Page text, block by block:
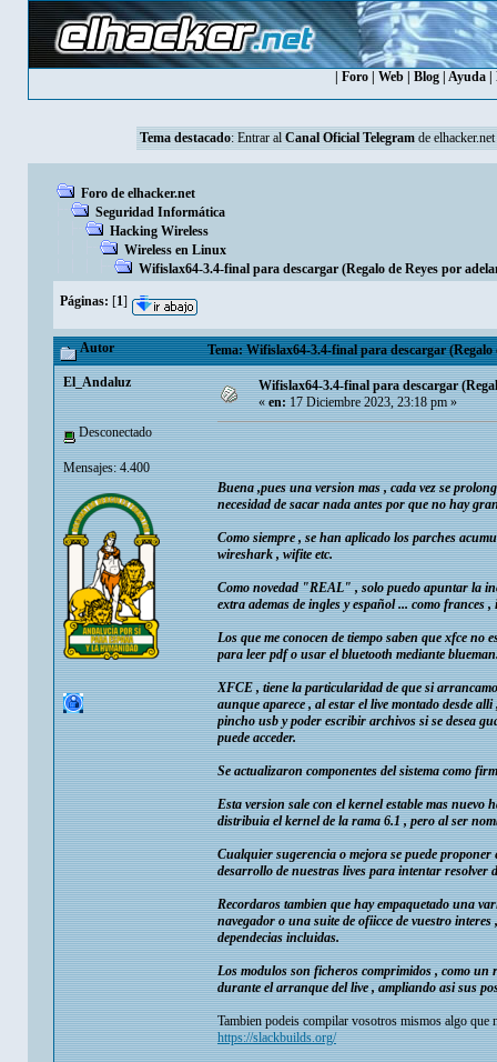
Foro| Web| Blog| Ayuda|
Tema destacado: Entrar al Canal Oficial Telegramde elhacker.net
Foro de elhacker.net
Seguridad Informática
Hacking Wireless
Wireless en Linux
Wifislax64-3.4-final para descargar (Regalo de Reyes por
Páginas: [1]
Autor Tema: Wifislax64-3.4-final para descargar
El_Andaluz
Desconectado
Mensajes: 4.400
Wifislax64-3.4-final para descargar
«en:17 Diciembre 2023, 23:18 pm »
Buena ,pues una version mas , cada vez se
necesidad de sacar nada antes por que no hay
Como siempre , se han aplicado los parches
wireshark , wifite etc.
Como novedad "REAL" , solo puedo apuntar la
extra ademas de ingles y español ... como frances
Los que me conocen de tiempo saben que xfce
para leer pdf o usar el bluetooth mediante
XFCE , tiene la particularidad de que si
aunque aparece , al estar el live montado desde
pincho usb y poder escribir archivos si se desea
puede acceder.
Se actualizaron componentes del sistema como
Esta version sale con el kernel estable mas nuevo
distribuia el kernel de la rama 6.1 , pero al ser
Cualquier sugerencia o mejora se puede
desarrollo de nuestras lives para intentar resolver
Recordaros tambien que hay empaquetado una
navegador o una suite de ofiicce de vuestro
dependecias incluidas.
Los modulos son ficheros comprimidos , como un
durante el arranque del live , ampliando asi sus
Tambien podeis compilar vosotros mismos algo que
https://slackbuilds.org/